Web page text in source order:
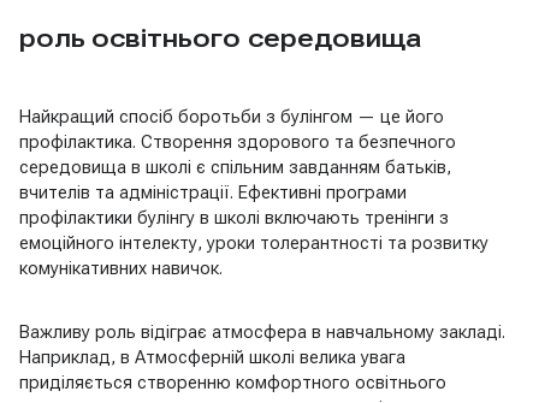
роль освітнього середовища
Найкращий спосіб боротьби з булінгом — це його
профілактика. Створення здорового та безпечного
середовища в школі є спільним завданням батьків,
вчителів та адміністрації. Ефективні програми
профілактики булінгу в школі включають тренінги з
емоційного інтелекту, уроки толерантності та розвитку
комунікативних навичок.
Важливу роль відіграє атмосфера в навчальному закладі.
Наприклад, в Атмосферній школі велика увага
приділяється створенню комфортного освітнього